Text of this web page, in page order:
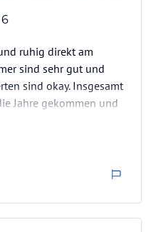
ruhig direkt am
sind sehr gut und
sind okay. Insgesamt
Jahre gekommen und
recht gut. Vor
Büffelmilch.
gesteuerte